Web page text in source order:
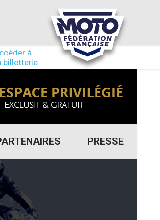
PRESSE
à
billetterie
NEVERS MAGNY-COURS (58)
du 24/09/2026 au 27/09/2026